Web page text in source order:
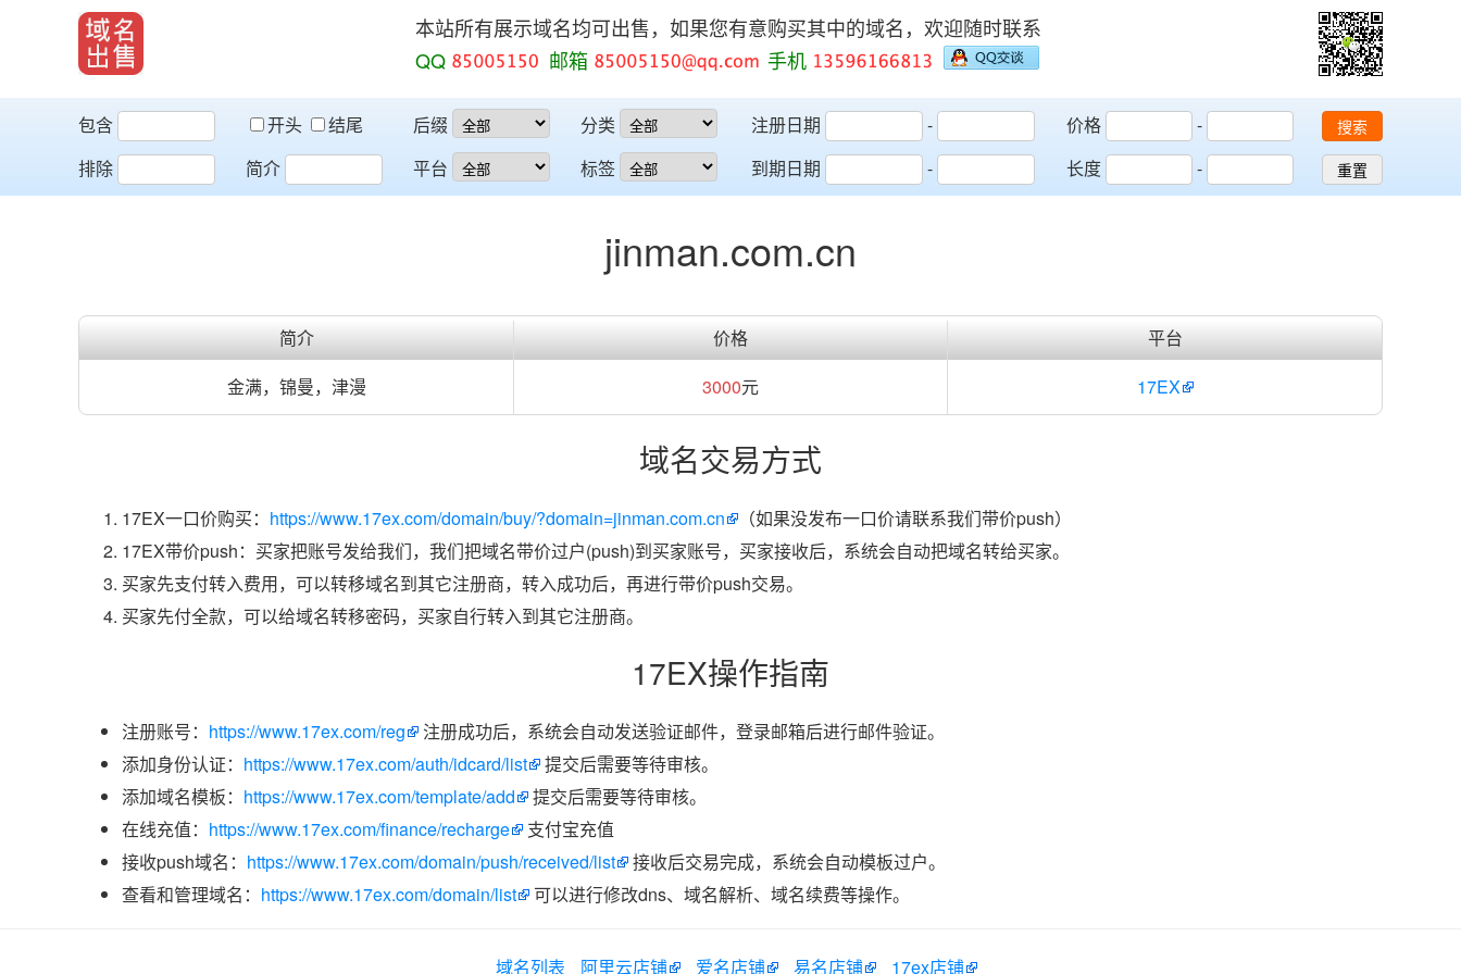
本站所有展示域名均可出售，如果您有意购买其中的域名，欢迎随时联系
QQ
邮箱 手机
包含 开头
结尾
排除
简介
后缀
平台
分类
标签
注册日期
-
到期日期
-
价格
-
长度
-
搜索
重置
jinman.com.cn
简介 价格
平台
金满，锦曼，津漫
3000元 17EX
域名交易方式
17EX一口价购买： https://www.17ex.com/domain/buy/?domain=jinman.com.cn
（如果没发布一口价请联系我们带价push）
17EX带价push：买家把账号发给我们，我们把域名带价过户(push)到买家账号，买家接收后，系统会自动把域名转给买家。
买家先支付转入费用，可以转移域名到其它注册商，转入成功后，再进行带价push交易。
买家先付全款，可以给域名转移密码，买家自行转入到其它注册商。
17EX操作指南
注册账号： https://www.17ex.com/reg
注册成功后，系统会自动发送验证邮件，登录邮箱后进行邮件验证。
添加身份认证： https://www.17ex.com/auth/idcard/list
提交后需要等待审核。
添加域名模板： https://www.17ex.com/template/add
提交后需要等待审核。
在线充值： https://www.17ex.com/finance/recharge
支付宝充值
接收push域名： https://www.17ex.com/domain/push/received/list
接收后交易完成，系统会自动模板过户。
查看和管理域名： https://www.17ex.com/domain/list 可以进行修改dns、域名解析、域名续费等操作。
域名列表 阿里云店铺 爱名店铺 易名店铺 17ex店铺